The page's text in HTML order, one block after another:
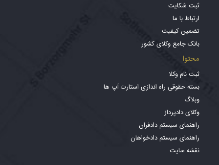
ثبت شکایت
ارتباط با ما
تضمین کیفیت
بانک جامع وکلای کشور
محتوا
ثبت نام وکلا
بسته حقوقی راه اندازی استارت آپ ها
وبلاگ
وکلای دادپرداز
راهنمای سیستم دادفران
راهنمای سیستم دادخواهان
نقشه سایت